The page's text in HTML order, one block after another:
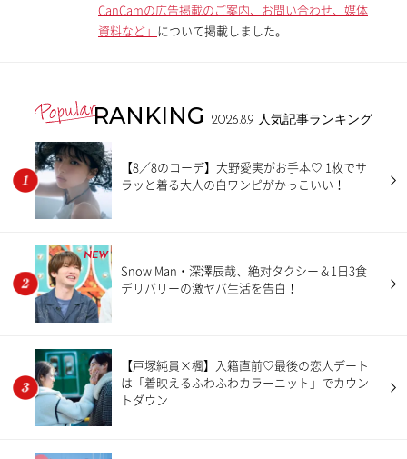
CanCamの広告掲載のご案内、お問い合わせ、媒体
資料など」 について掲載しました。
RANKING 2026.8.9 人気記事ランキング
【8／8のコーデ】大野愛実がお手本♡ 1枚でサ
ラッと着る大人の白ワンピがかっこいい！
NEW
Snow Man・深澤辰哉、絶対タクシー＆1日3食
デリバリーの激ヤバ生活を告白！
【戸塚純貴×楓】入籍直前♡最後の恋人デート
は「着映えるふわふわカラーニット」でカウン
トダウン